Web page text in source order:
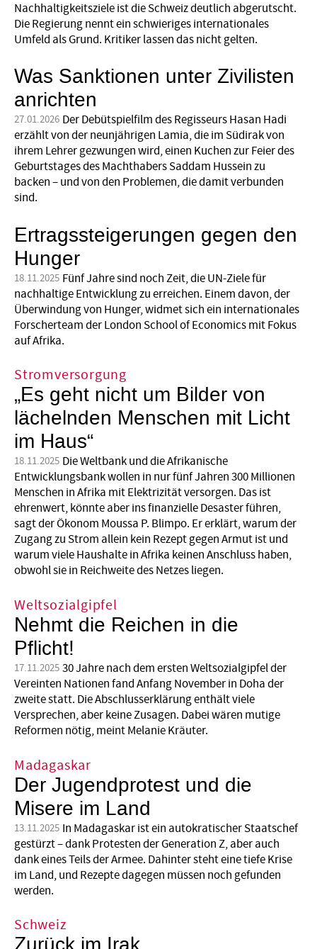
Nachhaltigkeitsziele ist die Schweiz deutlich abgerutscht.
Die Regierung nennt ein schwieriges internationales
Umfeld als Grund. Kritiker lassen das nicht gelten.
Was Sanktionen unter Zivilisten
anrichten
27.01.2026 Der Debütspielfilm des Regisseurs Hasan Hadi
erzählt von der neunjährigen Lamia, die im Südirak von
ihrem Lehrer gezwungen wird, einen Kuchen zur Feier des
Geburtstages des Machthabers Saddam Hussein zu
backen – und von den Problemen, die damit verbunden
sind.
Ertragssteigerungen gegen den
Hunger
18.11.2025 Fünf Jahre sind noch Zeit, die UN-Ziele für
nachhaltige Entwicklung zu erreichen. Einem davon, der
Überwindung von Hunger, widmet sich ein internationales
Forscherteam der London School of Economics mit Fokus
auf Afrika.
Stromversorgung
„Es geht nicht um Bilder von
lächelnden Menschen mit Licht
im Haus“
18.11.2025 Die Weltbank und die Afrikanische
Entwicklungsbank wollen in nur fünf Jahren 300 Millionen
Menschen in Afrika mit Elektrizität versorgen. Das ist
ehrenwert, könnte aber ins finanzielle Desaster führen,
sagt der Ökonom Moussa P. Blimpo. Er erklärt, warum der
Zugang zu Strom allein kein Rezept gegen Armut ist und
warum viele Haushalte in Afrika keinen Anschluss haben,
obwohl sie in Reichweite des Netzes liegen.
Weltsozialgipfel
Nehmt die Reichen in die
Pflicht!
17.11.2025 30 Jahre nach dem ersten Weltsozialgipfel der
Vereinten Nationen fand Anfang November in Doha der
zweite statt. Die Abschlusserklärung enthält viele
Versprechen, aber keine Zusagen. Dabei wären mutige
Reformen nötig, meint Melanie Kräuter.
Madagaskar
Der Jugendprotest und die
Misere im Land
13.11.2025 In Madagaskar ist ein autokratischer Staatschef
gestürzt – dank Protesten der Generation Z, aber auch
dank eines Teils der Armee. Dahinter steht eine tiefe Krise
im Land, und Rezepte dagegen müssen noch gefunden
werden.
Schweiz